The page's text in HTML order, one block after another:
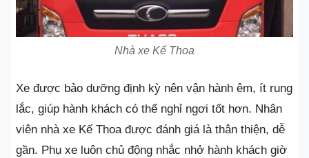
Nhà xe Kế Thoa
Xe được bảo dưỡng định kỳ nên vận hành êm, ít rung
lắc, giúp hành khách có thể nghỉ ngơi tốt hơn. Nhân
viên nhà xe Kế Thoa được đánh giá là thân thiện, dễ
gần. Phụ xe luôn chủ động nhắc nhở hành khách giờ